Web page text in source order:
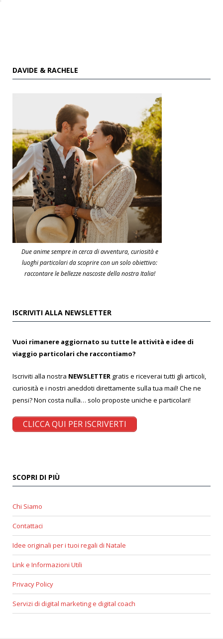
DAVIDE & RACHELE
Due anime sempre in cerca di avventura, curiosità e
luoghi particolari da scoprire con un solo obiettivo:
raccontare le bellezze nascoste della nostra Italia!
ISCRIVITI ALLA NEWSLETTER
Vuoi rimanere aggiornato su tutte le attività e idee di
viaggio particolari che raccontiamo?
Iscriviti alla nostra NEWSLETTER gratis e riceverai tutti gli articoli,
curiosità e i nostri aneddoti direttamente sulla tua mail! Che ne
pensi? Non costa nulla… solo proposte uniche e particolari!
CLICCA QUI PER ISCRIVERTI
SCOPRI DI PIÙ
Chi Siamo
Contattaci
Idee originali per i tuoi regali di Natale
Link e Informazioni Utili
Privacy Policy
Servizi di digital marketing e digital coach